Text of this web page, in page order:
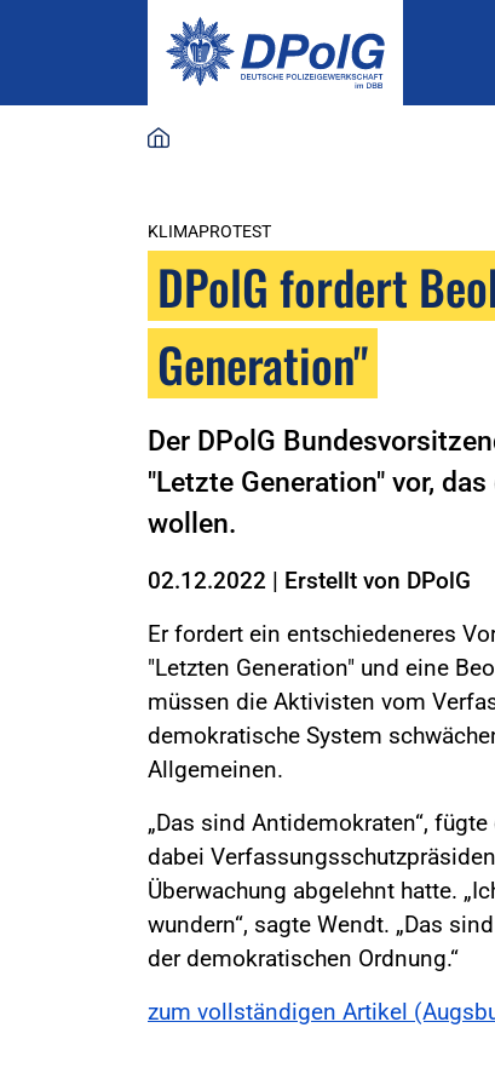
KLIMAPROTEST
DPolG fordert
Generation"
Der DPolG
"Letzte Generation" vor,
wollen.
02.12.2022 | Erstellt von DPolG
Er fordert ein entschiedeneres
"Letzten Generation" und eine
müssen die Aktivisten vom
demokratische System
Allgemeinen.
„Das sind Antidemokraten“,
dabei
Überwachung abgelehnt hatte.
wundern“, sagte Wendt. „Das
der demokratischen Ordnung.“
zum vollständigen Artikel